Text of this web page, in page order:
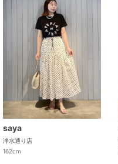
saya
浄水通り店
162cm